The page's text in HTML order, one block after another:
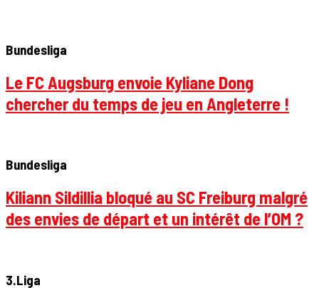
Bundesliga
Le FC Augsburg envoie Kyliane Dong
chercher du temps de jeu en Angleterre !
Bundesliga
Kiliann Sildillia bloqué au SC Freiburg malgré
des envies de départ et un intérêt de l’OM ?
3.Liga